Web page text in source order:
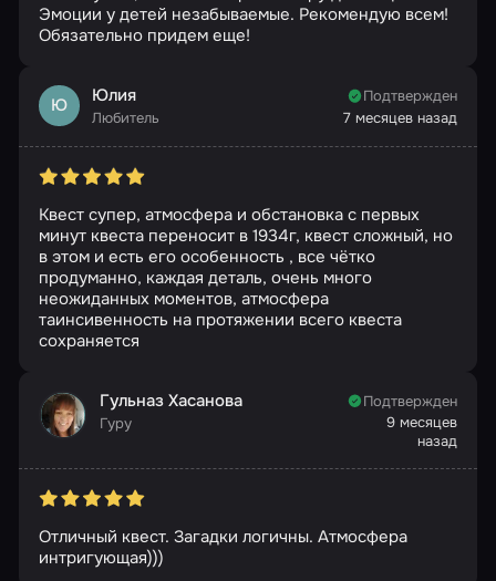
Эмоции у детей незабываемые. Рекомендую всем!
Обязательно придем еще!
Ю Юлия
Любитель
Подтвержден
7 месяцев назад
Квест супер, атмосфера и обстановка с первых
минут квеста переносит в 1934г, квест сложный, но
в этом и есть его особенность , все чётко
продуманно, каждая деталь, очень много
неожиданных моментов, атмосфера
таинсивенность на протяжении всего квеста
сохраняется
Гульназ Хасанова
Гуру
Подтвержден
9 месяцев
назад
Отличный квест. Загадки логичны. Атмосфера
интригующая)))